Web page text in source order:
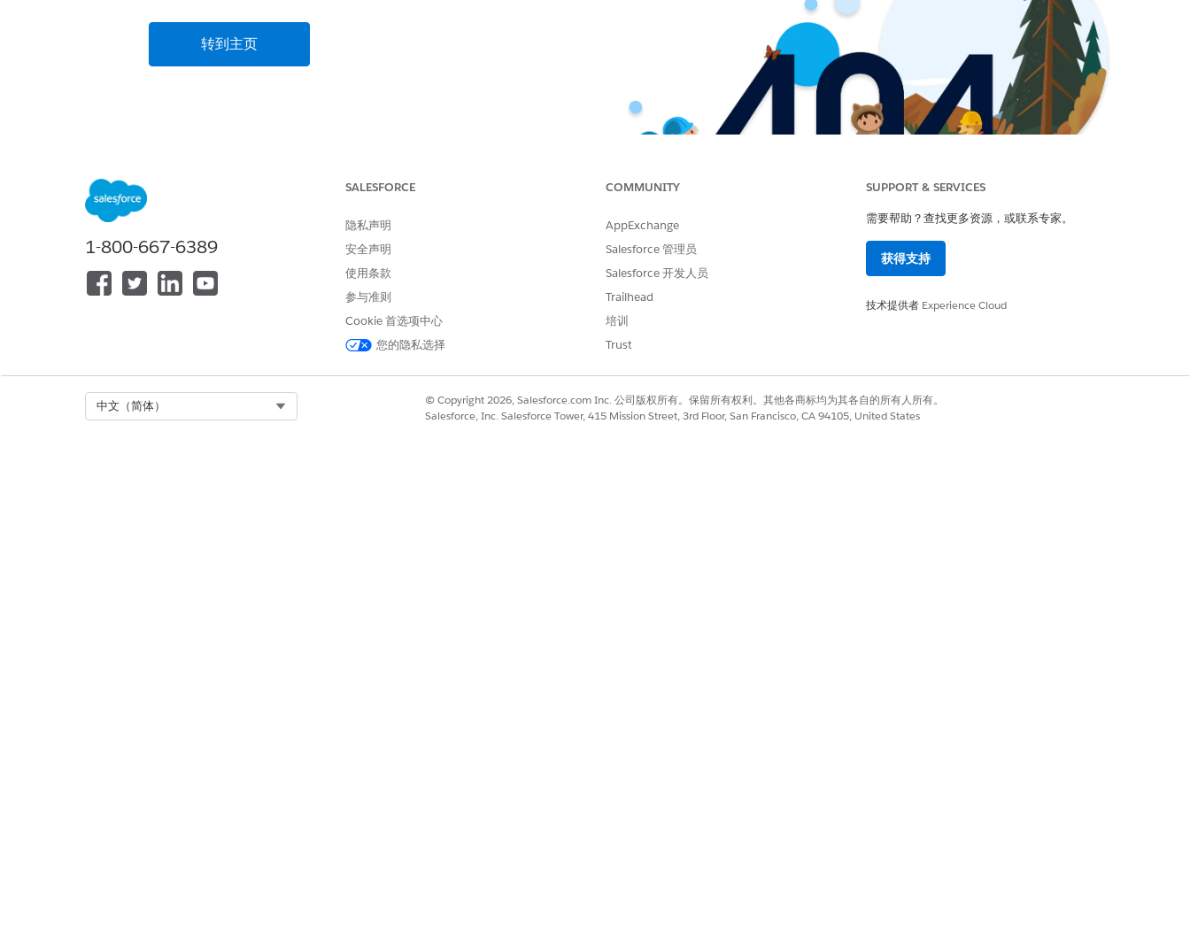
转到主页
1-800-667-6389
SALESFORCE
隐私声明
安全声明
使用条款
参与准则
Cookie 首选项中心
您的隐私选择
COMMUNITY
AppExchange
Salesforce 管理员
Salesforce 开发人员
Trailhead
培训
Trust
SUPPORT & SERVICES
需要帮助？查找更多资源，或联系专家。
获得支持
技术提供者 Experience Cloud
中文（简体）
© Copyright 2026, Salesforce.com Inc. 公司版权所有。保留所有权利。其他各商标均为其各自的所有人所有。
Salesforce, Inc. Salesforce Tower, 415 Mission Street, 3rd Floor, San Francisco, CA 94105, United States